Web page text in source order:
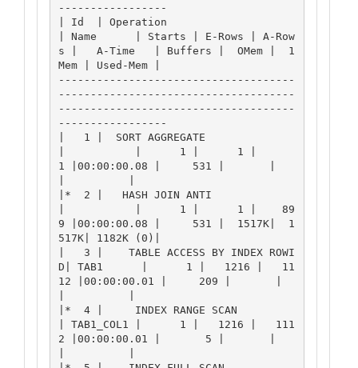
-----------------
| Id  | Operation
| Name      | Starts | E-Rows | A-Row
s |   A-Time   | Buffers |  OMem |  1
Mem | Used-Mem |
-------------------------------------
-------------------------------------
-------------------------------------
-----------------
|   1 |  SORT AGGREGATE
|           |      1 |      1 |
1 |00:00:00.08 |     531 |       |
|*  2 |   HASH JOIN ANTI
|           |      1 |      1 |    89
9 |00:00:00.08 |     531 |  1517K|  1
517K| 1182K (0)|
|   3 |    TABLE ACCESS BY INDEX ROWI
D| TAB1      |      1 |   1216 |   11
12 |00:00:00.01 |     209 |       |
|*  4 |     INDEX RANGE SCAN
| TAB1_COL1 |      1 |   1216 |   111
2 |00:00:00.01 |       5 |       |